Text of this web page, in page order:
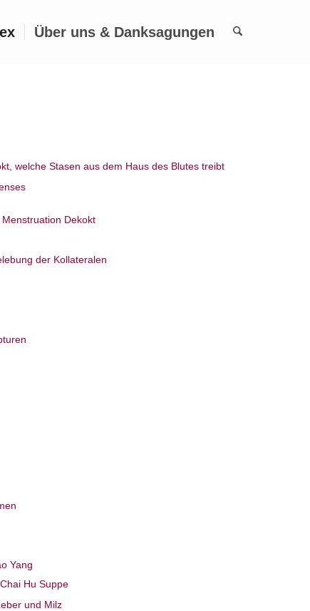
Über uns & Danksagungen
welche Stasen aus dem Haus des Blutes treibt
Dekokt
der Kollateralen
Yang
Hu Suppe
und Milz